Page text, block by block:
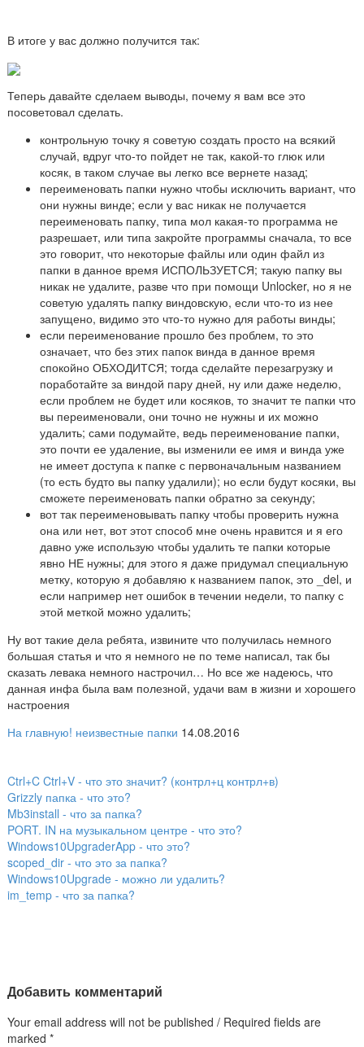
В итоге у вас должно получится так:
Теперь давайте сделаем выводы, почему я вам все это
посоветовал сделать.
контрольную точку я советую создать просто на всякий
случай, вдруг что-то пойдет не так, какой-то глюк или
косяк, в таком случае вы легко все вернете назад;
переименовать папки нужно чтобы исключить вариант, что
они нужны винде; если у вас никак не получается
переименовать папку, типа мол какая-то программа не
разрешает, или типа закройте программы сначала, то все
это говорит, что некоторые файлы или один файл из
папки в данное время ИСПОЛЬЗУЕТСЯ; такую папку вы
никак не удалите, разве что при помощи Unlocker, но я не
советую удалять папку виндовскую, если что-то из нее
запущено, видимо это что-то нужно для работы винды;
если переименование прошло без проблем, то это
означает, что без этих папок винда в данное время
спокойно ОБХОДИТСЯ; тогда сделайте перезагрузку и
поработайте за виндой пару дней, ну или даже неделю,
если проблем не будет или косяков, то значит те папки что
вы переименовали, они точно не нужны и их можно
удалить; сами подумайте, ведь переименование папки,
это почти ее удаление, вы изменили ее имя и винда уже
не имеет доступа к папке с первоначальным названием
(то есть будто вы папку удалили); но если будут косяки, вы
сможете переименовать папки обратно за секунду;
вот так переименовывать папку чтобы проверить нужна
она или нет, вот этот способ мне очень нравится и я его
давно уже использую чтобы удалить те папки которые
явно НЕ нужны; для этого я даже придумал специальную
метку, которую я добавляю к названием папок, это _del, и
если например нет ошибок в течении недели, то папку с
этой меткой можно удалить;
Ну вот такие дела ребята, извините что получилась немного
большая статья и что я немного не по теме написал, так бы
сказать левака немного настрочил… Но все же надеюсь, что
данная инфа была вам полезной, удачи вам в жизни и хорошего
настроения
На главную! неизвестные папки 14.08.2016
Ctrl+C Ctrl+V - что это значит? (контрл+ц контрл+в)
Grizzly папка - что это?
Mb3install - что за папка?
PORT. IN на музыкальном центре - что это?
Windows10UpgraderApp - что это?
scoped_dir - что это за папка?
Windows10Upgrade - можно ли удалить?
im_temp - что за папка?
Добавить комментарий
Your email address will not be published / Required fields are
marked *